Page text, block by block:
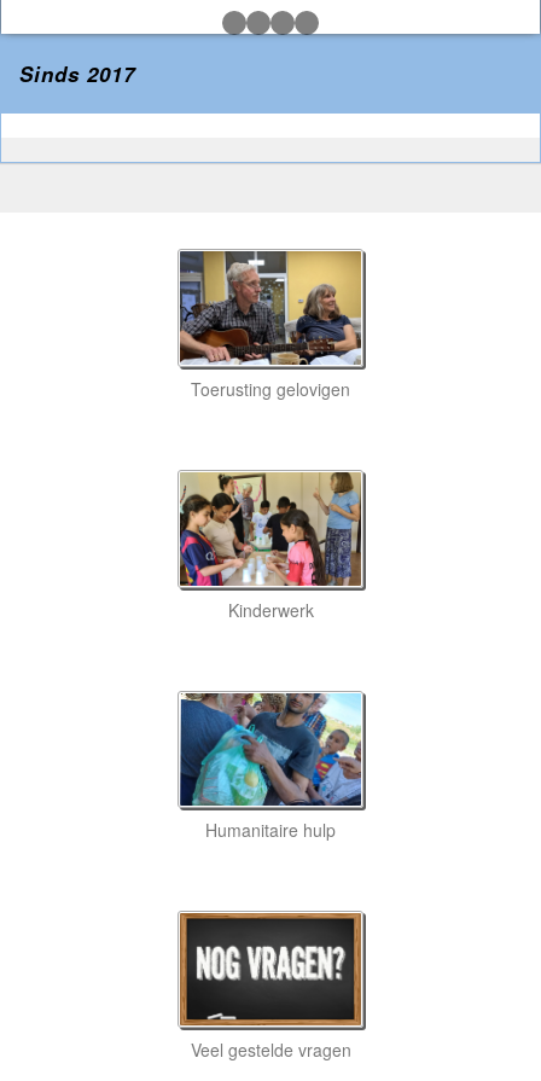
Sinds 2017
Toerusting gelovigen
Kinderwerk
Humanitaire hulp
Veel gestelde vragen